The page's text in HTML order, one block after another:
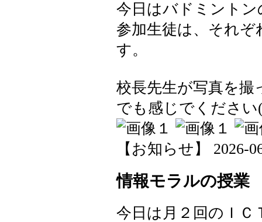
今日はバドミント
参加生徒は、それ
す。
校長先生が写真を
でも感じでくださ
【お知らせ】 2026-
情報モラルの授業
今日は月２回のＩＣ